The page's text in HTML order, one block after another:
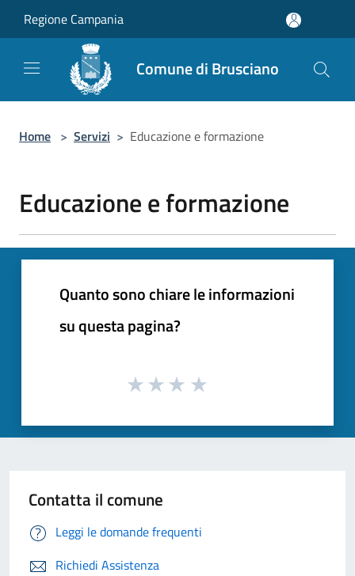
Regione Campania
Comune di Brusciano
Home > Servizi > Educazione e formazione
Educazione e formazione
Quanto sono chiare le informazioni
su questa pagina?
Contatta il comune
Leggi le domande frequenti
Richiedi Assistenza